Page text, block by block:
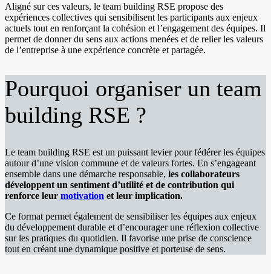
Aligné sur ces valeurs, le team building RSE propose des
expériences collectives qui sensibilisent les participants aux enjeux
actuels tout en renforçant la cohésion et l’engagement des équipes. Il
permet de donner du sens aux actions menées et de relier les valeurs
de l’entreprise à une expérience concrète et partagée.
Pourquoi organiser un team
building RSE ?
Le team building RSE est un puissant levier pour fédérer les équipes
autour d’une vision commune et de valeurs fortes. En s’engageant
ensemble dans une démarche responsable, les collaborateurs
développent un sentiment d’utilité et de contribution qui
renforce leur motivation et leur implication.
Ce format permet également de sensibiliser les équipes aux enjeux
du développement durable et d’encourager une réflexion collective
sur les pratiques du quotidien. Il favorise une prise de conscience
tout en créant une dynamique positive et porteuse de sens.